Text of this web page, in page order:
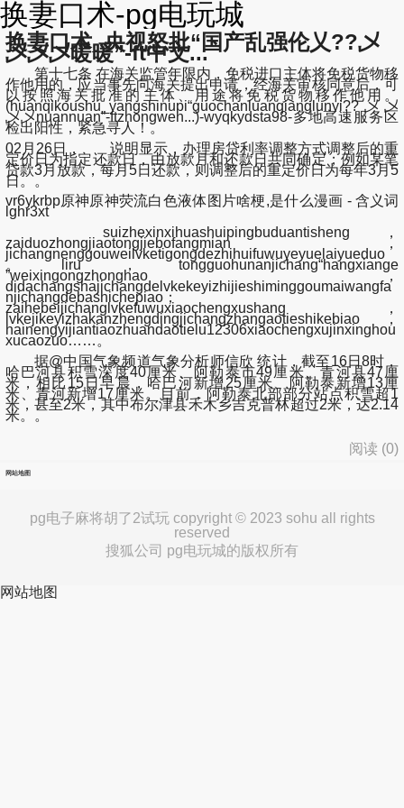
换妻口术-pg电玩城
换妻口术_央视怒批“国产乱强伦乂??乄
乄乄乄暖暖”-ft中文...
第十七条 在海关监管年限内，免税进口主体将免税货物移
作他用的，应当事先向海关提出申请，经海关审核同意后，可
以按照海关批准的主体、用途将免税货物移作他用。
(huanqikoushu_yangshinupi“guochanluanqianglunyi??乄乄
乄乄nuannuan”-ftzhongwen...)-wyqkydsta98-多地高速服务区
检出阳性，紧急寻人！。
02月26日， 说明显示，办理房贷利率调整方式调整后的重
定价日为指定还款日，由放款月和还款日共同确定；例如某笔
贷款3月放款，每月5日还款，则调整后的重定价日为每年3月5
日。。
vr6ykrbp原神原神荧流白色液体图片啥梗,是什么漫画 - 含义词
lghr3xt
suizhexinxihuashuipingbuduantisheng，
zaiduozhongjiaotongjiebofangmian，
jichangnenggouweilvketigongdezhihuifuwuyeyuelaiyueduo
。liru，tongguohunanjichang“hangxiange
”weixingongzhonghao，
didachangshajichangdelvkekeyizhijieshiminggoumaiwangfa
njichangdebashichepiao；
zaihebeijichanglvkefuwuxiaochengxushang，
lvkejikeyizhakanzhengdingjichangzhangaotieshikebiao，
hainengyijiantiaozhuandaotielu12306xiaochengxujinxinghou
xucaozuo……。
据@中国气象频道气象分析师信欣 统计，截至16日8时，
哈巴河县积雪深度40厘米、阿勒泰市49厘米、青河县47厘
米，相比15日早晨，哈巴河新增25厘米、阿勒泰新增13厘
米、青河新增17厘米。目前，阿勒泰北部部分站点积雪超1
米，甚至2米，其中布尔津县禾木乡吉克普林超过2米，达2.14
米。。
阅读 (0)
网站地图
pg电子麻将胡了2试玩 copyright © 2023 sohu all rights
reserved
搜狐公司 pg电玩城的版权所有
网站地图